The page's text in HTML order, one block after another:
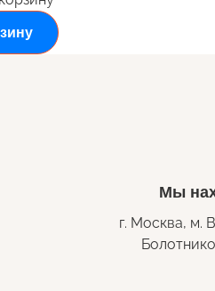
Мы
г. Москва, м.